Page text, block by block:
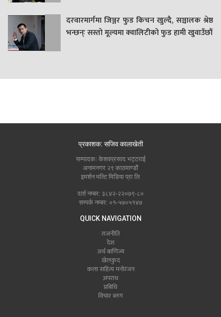
दरवारमार्गमा जिञ्जर फुड किचन खुल्दै, सञ्चालक श्रेष्ठ
भन्छन्ः सस्तो मूल्यमा क्वालिटीको फुड हामी खुवाउँछौं
प्रकाशक: सजिव कालाखेती
सम्पादकः केशवप्रसाद भट्टराई
अनामनगर २९ काठमाण्डौं
इमर्शन मल्टि मिडिया प्रा लि
दर्ता नम्बर: ३८४२-२२०७९-८०
सम्पर्क नम्बर: ०१-५७०५१४७
QUICK NAVIGATION
राजनीति
देश
अर्थ बाणिज्य
खेलकुद
कला सहित्य मनोरंजन
अपराध
प्रबिधि
विचार ब्लग